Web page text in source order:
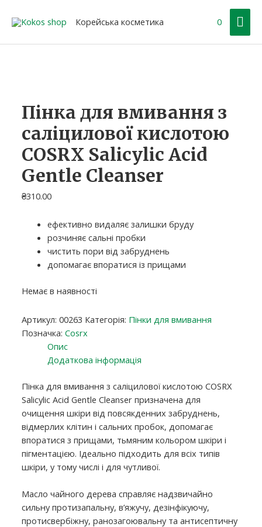
Корейська косметика 0
Пінка для вмивання з
саліцилової кислотою
COSRX Salicylic Acid
Gentle Cleanser
₴310.00
ефективно видаляє залишки бруду
розчиняє сальні пробки
чистить пори від забруднень
допомагає впоратися із прищами
Немає в наявності
Артикул:00263 Категорія: Пінки для вмивання
Позначка:Cosrx
Опис
Додаткова інформація
Пінка для вмивання з саліцилової кислотою COSRX
Salicylic Acid Gentle Cleanser призначена для
очищення шкіри від повсякденних забруднень,
відмерлих клітин і сальних пробок, допомагає
впоратися з прищами, тьмяним кольором шкіри і
пігментацією. Ідеально підходить для всіх типів
шкіри, у тому числі і для чутливої.
Масло чайного дерева справляє надзвичайно
сильну протизапальну, в’яжучу, дезінфікуючу,
протисвербіжну, ранозагоювальну та антисептичну